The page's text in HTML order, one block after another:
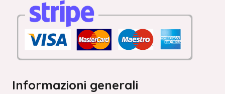
Informazioni generali